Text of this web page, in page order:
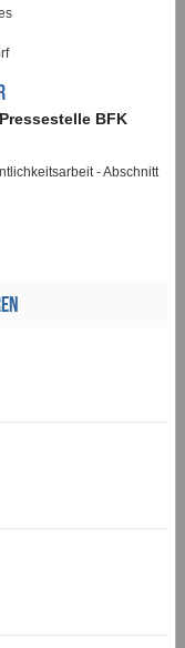
BFK
- Abschnitt